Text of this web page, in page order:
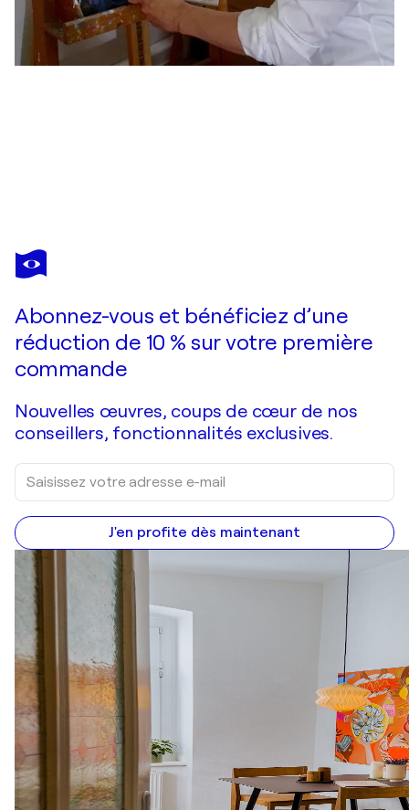
FILIBERTO MONTESINOS CASTAÑÓN
CAMINO DE PERFECCIÓN - C
Abonnez-vous et bénéficiez d’une
réduction de 10 % sur votre première
commande
Nouvelles œuvres, coups de cœur de nos
conseillers, fonctionnalités exclusives.
J'en profite dès maintenant